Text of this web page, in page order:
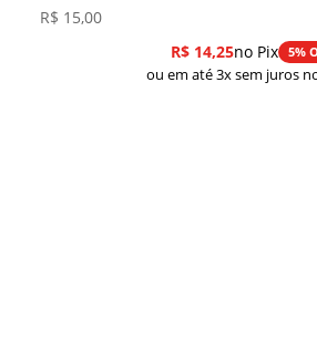
R$ 15,00
R$14,25no Pix 5%
ou em até 3x sem juros